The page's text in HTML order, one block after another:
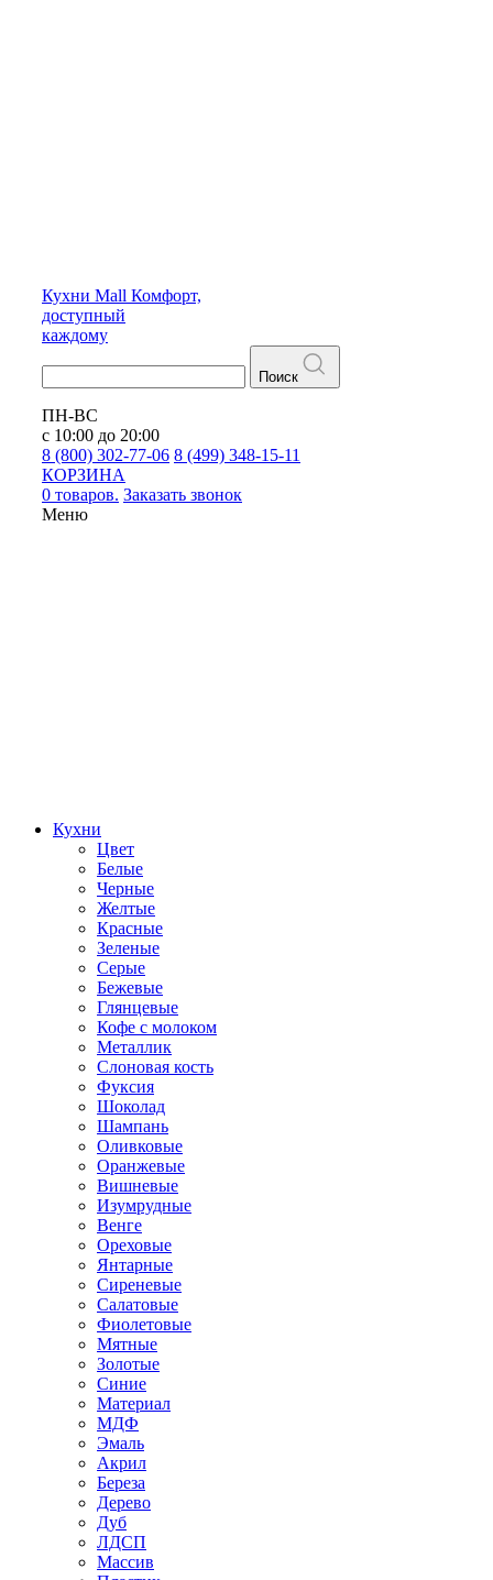
Кухни Mall Комфорт,
доступный
каждому
Поиск
ПН-ВС
с 10:00 до 20:00
8 (800) 302-77-06 8 (499) 348-15-11
КОРЗИНА
0 товаров. Заказать звонок
Меню
Кухни
Цвет
Белые
Черные
Желтые
Красные
Зеленые
Серые
Бежевые
Глянцевые
Кофе с молоком
Металлик
Слоновая кость
Фуксия
Шоколад
Шампань
Оливковые
Оранжевые
Вишневые
Изумрудные
Венге
Ореховые
Янтарные
Сиреневые
Салатовые
Фиолетовые
Мятные
Золотые
Синие
Материал
МДФ
Эмаль
Акрил
Береза
Дерево
Дуб
ЛДСП
Массив